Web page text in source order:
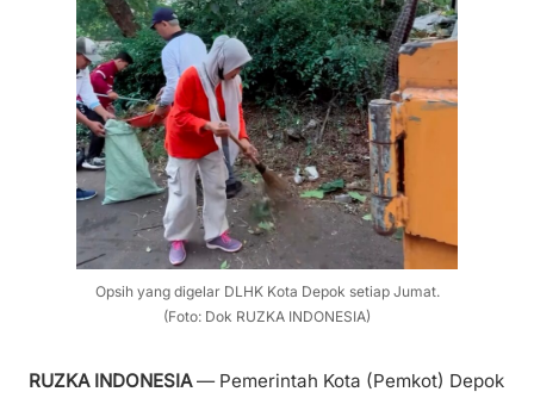
Opsih yang digelar DLHK Kota Depok setiap Jumat.
(Foto: Dok RUZKA INDONESIA)
RUZKA INDONESIA— Pemerintah Kota (Pemkot) Depok